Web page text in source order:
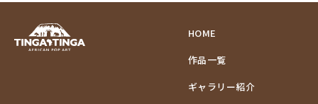
HOME
作品一覧
ギャラリー紹介